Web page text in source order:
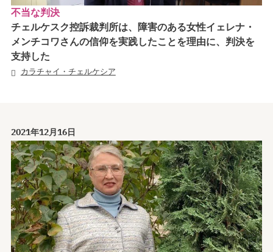
不当な判決
チェルケスク控訴裁判所は、障害のある女性イェレナ・
メンチコワさんの信仰を実践したことを理由に、判決を
支持した
カラチャイ・チェルケシア
2021年12月16日